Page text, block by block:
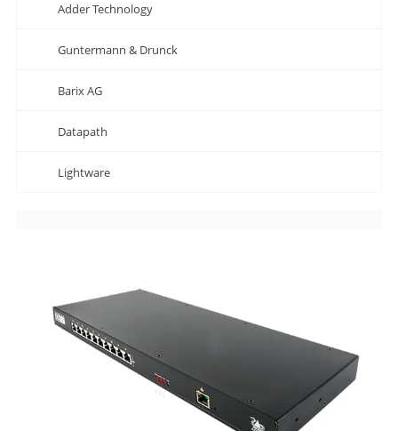
Adder Technology
Guntermann & Drunck
Barix AG
Datapath
Lightware